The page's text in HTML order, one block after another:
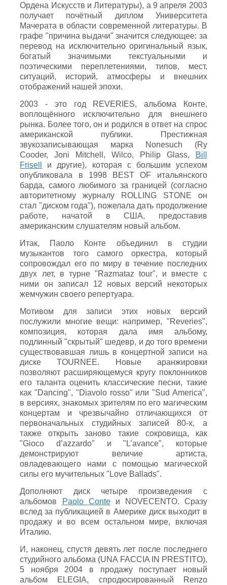
Ордена Искусств и Литературы), а 9 апреля 2003
получает почётный диплом Университета
Мачерата в области современной литературы. В
графе "причина выдачи" значится следующее: за
перевод на исключительно оригинальный язык,
богатый значимыми текстуальными и
поэтическими переплетениями, типов, мест,
ситуаций, историй, атмосферы и внешних
отображений нашей эпохи.
2003 - это год REVERIES, альбома Конте,
воплощённого исключительно для внешнего
рынка. Более того, он и родился в ответ на спрос
американской публики. Престижная
звукозаписывающая марка Nonesuch (Ry
Cooder, Joni Mitchell, Wilco, Philip Glass,
Bill
Frisell
и другие), которая с большим успехом
опубликовала в 1998 BEST OF итальянского
барда, самого любимого за границей (согласно
авторитетному журналу ROLLING STONE он
стал "диском года"), пожелала дать продолжение
работе, начатой в США, предоставив
американским слушателям новый альбом.
Итак, Паоло Конте объединил в студии
музыкантов того самого оркестра, который
сопровождал его по миру в течение последних
двух лет, в турне "Razmataz tour", и вместе с
ними он записал 12 новых версий некоторых
жемчужин своего репертуара.
Мотивом для записи этих новых версий
послужили многие вещи: например, "Reveries",
композиция, которая дала имя альбому,
подлинный "скрытый" шедевр, и до того времени
существовавшая лишь в концертной записи на
диске TOURNEE. Новые аранжировки
позволяют расширяющемуся кругу поклонников
его таланта оценить классические песни, такие
как "Dancing", "Diavolo rosso" или "Sud America",
в версиях, знакомых зрителям по его магическим
концертам и чрезвычайно отличающихся от
первоначальных студийных записей 80-х, а
также открыть заново такие сокровища, как
"Gioco d’azzardo" и "L’avance", которые
демонстрируют величие артиста,
овладевающего нами с помощью магической
силы его мучительных "Love Ballads".
Дополняют диск четыре произведения с
альбомов
Paolo Conteи NOVECENTO. Сразу
вслед за публикацией в Америке диск выходит в
продажу и во всем остальном мире, включая
Италию.
И, наконец, спустя девять лет после последнего
студийного альбома (UNA FACCIA IN PRESTITO),
5 ноября 2004 в продажу поступает новый
альбом ELEGIA, спродюсированный Renzo